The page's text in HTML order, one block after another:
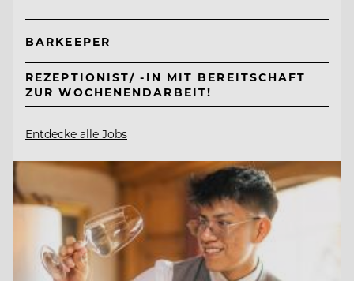
BARKEEPER
REZEPTIONIST/ -IN MIT BEREITSCHAFT
ZUR WOCHENENDARBEIT!
Entdecke alle Jobs